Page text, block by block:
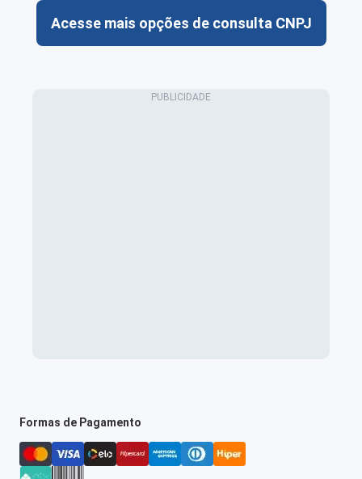
Acesse mais opções de consulta CNPJ
Formas de Pagamento